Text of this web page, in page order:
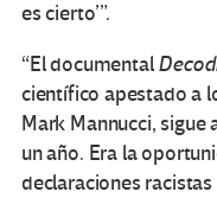
es cierto’”.
“El documental
científico apestado a
Mark Mannucci, sigue
un año. Era la
declaraciones